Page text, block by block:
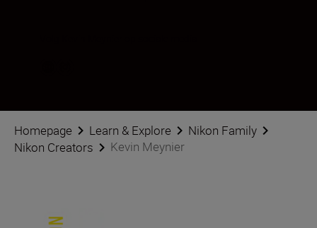
Homepage Learn & Explore
Nikon Family
Nikon Creators
Kevin Meynier